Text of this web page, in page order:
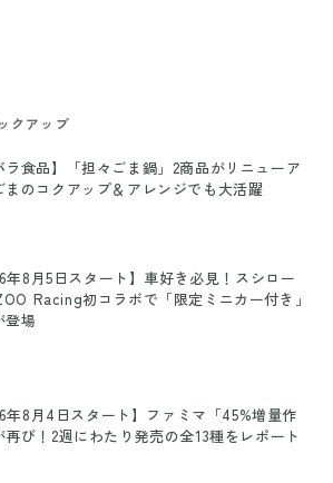
クアップ
ラ食品】「担々ごま鍋」2商品がリニューア
まのコクアップ＆アレンジでも大活躍
年8月5日スタート】車好き必見！スシロー
Racing初コラボで「限定ミニカー付き」
登場
年8月4日スタート】ファミマ「45%増量作
再び！2週にわたり発売の全13種をレポート